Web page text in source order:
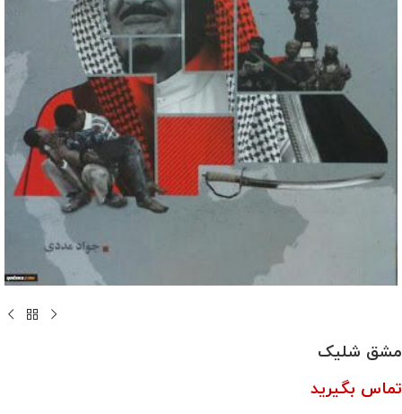
مشق شلیک
تماس بگیرید